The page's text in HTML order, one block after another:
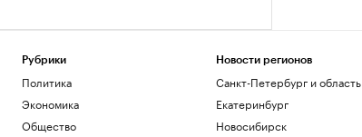
Рубрики
Политика
Экономика
Общество
Новости регионов
Санкт-Петербург и область
Екатеринбург
Новосибирск